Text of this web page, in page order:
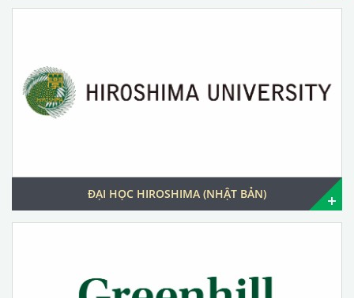
ĐẠI HỌC HIROSHIMA (NHẬT BẢN)